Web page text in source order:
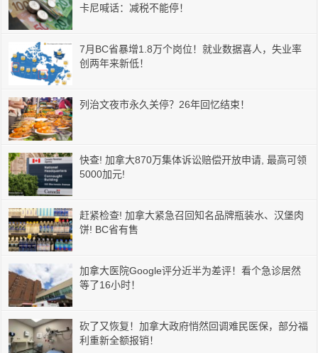
卡尼喊话：减税不能停！
7月BC省暴增1.8万个岗位！就业数据喜人，失业率
创两年来新低！
列治文夜市永久关停？26年回忆结束！
快查! 加拿大870万集体诉讼赔偿开放申请, 最高可领
5000加元!
赶紧检查! 加拿大紧急召回知名品牌瓶装水、汉堡肉
饼! BC省有售
加拿大医院Google评分近半为差评！看个急诊居然
等了16小时！
砍了又恢复！加拿大政府悄然回调难民医保，部分福
利重新全额报销！